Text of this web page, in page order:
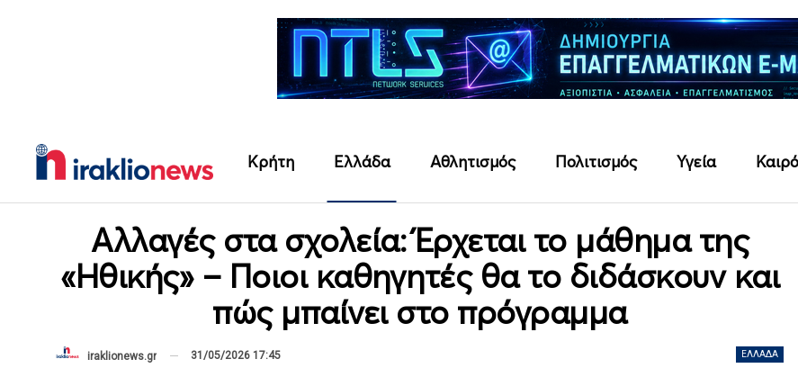
Κρήτη Ελλάδα Αθλητισμός Πολιτισμός Υγεία
Αλλαγές στα σχολεία: Έρχεται το μάθημα της
«Ηθικής» – Ποιοι καθηγητές θα το διδάσκουν και
πώς μπαίνει στο πρόγραμμα
ΕΛΛΆΔΑ
iraklionews.gr 31/05/2026 17:45